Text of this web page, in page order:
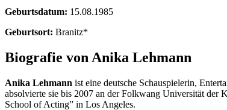
Geburtsdatum: 15.08.1985
Geburtsort: Branitz*
Biografie von Anika Lehmann
Anika Lehmann ist eine deutsche Schauspielerin,
absolvierte sie bis 2007 an der Folkwang Universität der
School of Acting” in Los Angeles.